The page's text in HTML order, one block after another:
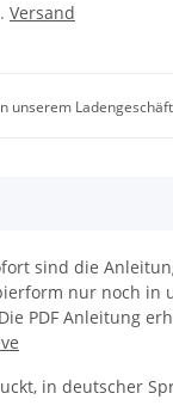
Versand
unserem
sind die
nur noch in
PDF Anleitung
in deutscher